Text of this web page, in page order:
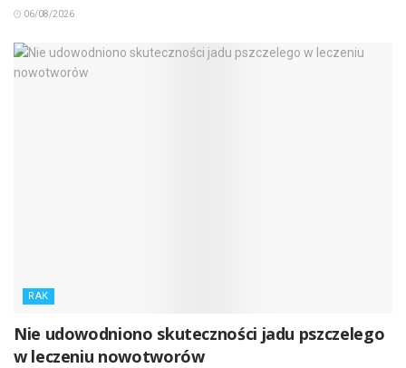
06/08/2026
RAK
Nie udowodniono skuteczności jadu pszczelego
w leczeniu nowotworów